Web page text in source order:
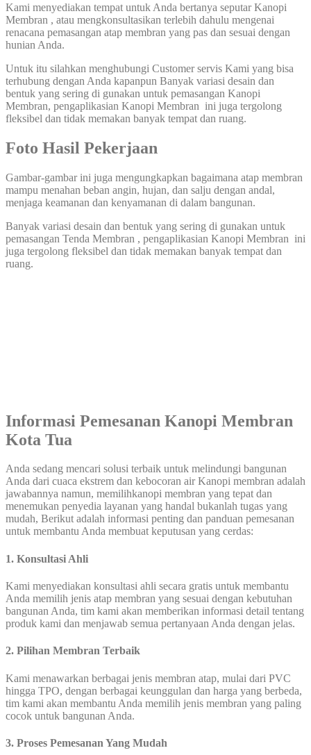
Kami menyediakan tempat untuk Anda bertanya seputar Kanopi
Membran , atau mengkonsultasikan terlebih dahulu mengenai
renacana pemasangan atap membran yang pas dan sesuai dengan
hunian Anda.
Untuk itu silahkan menghubungi Customer servis Kami yang bisa
terhubung dengan Anda kapanpun Banyak variasi desain dan
bentuk yang sering di gunakan untuk pemasangan Kanopi
Membran, pengaplikasian Kanopi Membran ini juga tergolong
fleksibel dan tidak memakan banyak tempat dan ruang.
Foto Hasil Pekerjaan
Gambar-gambar ini juga mengungkapkan bagaimana atap membran
mampu menahan beban angin, hujan, dan salju dengan andal,
menjaga keamanan dan kenyamanan di dalam bangunan.
Banyak variasi desain dan bentuk yang sering di gunakan untuk
pemasangan Tenda Membran , pengaplikasian Kanopi Membran ini
juga tergolong fleksibel dan tidak memakan banyak tempat dan
ruang.
Informasi Pemesanan Kanopi Membran
Kota Tua
Anda sedang mencari solusi terbaik untuk melindungi bangunan
Anda dari cuaca ekstrem dan kebocoran air Kanopi membran adalah
jawabannya namun, memilihkanopi membran yang tepat dan
menemukan penyedia layanan yang handal bukanlah tugas yang
mudah, Berikut adalah informasi penting dan panduan pemesanan
untuk membantu Anda membuat keputusan yang cerdas:
1. Konsultasi Ahli
Kami menyediakan konsultasi ahli secara gratis untuk membantu
Anda memilih jenis atap membran yang sesuai dengan kebutuhan
bangunan Anda, tim kami akan memberikan informasi detail tentang
produk kami dan menjawab semua pertanyaan Anda dengan jelas.
2. Pilihan Membran Terbaik
Kami menawarkan berbagai jenis membran atap, mulai dari PVC
hingga TPO, dengan berbagai keunggulan dan harga yang berbeda,
tim kami akan membantu Anda memilih jenis membran yang paling
cocok untuk bangunan Anda.
3. Proses Pemesanan Yang Mudah